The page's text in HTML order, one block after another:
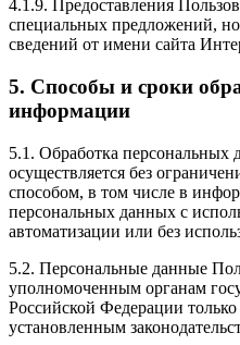
4.1.9. Предоставления
специальных предложений,
сведений от имени сайта
5. Способы и сроки
информации
5.1. Обработка персональных
осуществляется без
способом, в том числе в
персональных данных с
автоматизации или без
5.2. Персональные данные
уполномоченным органам
Российской Федерации
установленным